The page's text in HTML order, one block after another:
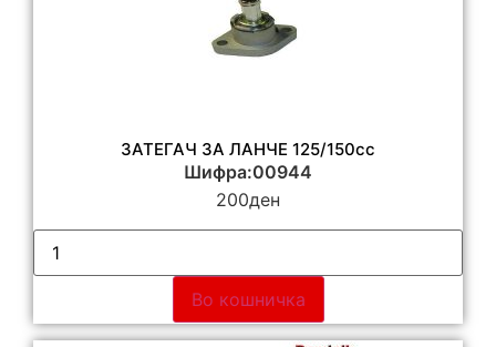
ЗАТЕГАЧ ЗА ЛАНЧЕ 125/150cc
Шифра:00944
200ден
Во кошничка